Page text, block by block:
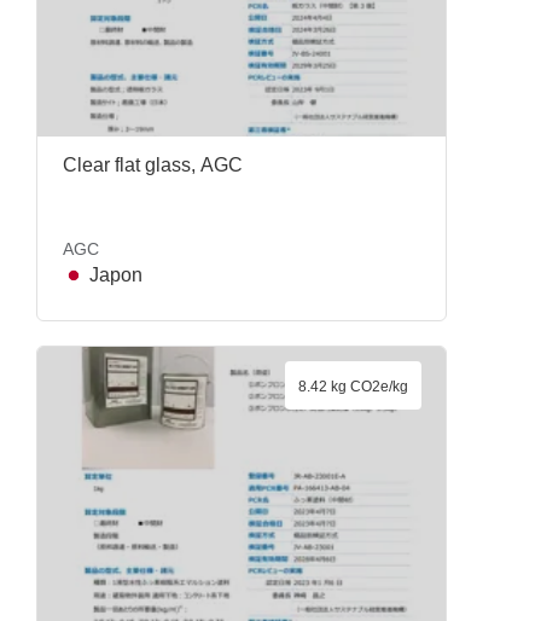
Clear flat glass, AGC
AGC
Japon
8.42 kg CO2e/kg